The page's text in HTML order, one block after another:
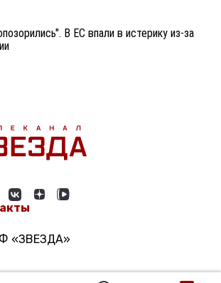
В ЕС впали в истерику из-за
«ЗВЕЗДА»